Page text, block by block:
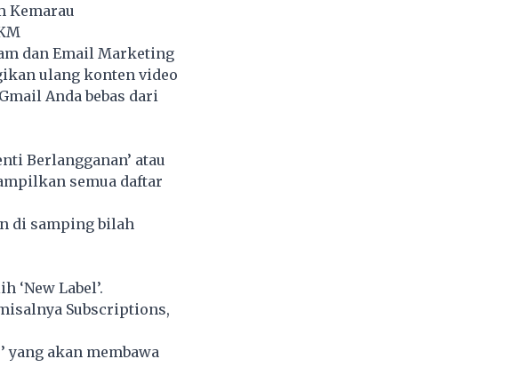
Kemarau
dan Email Marketing
ulang konten video
Anda bebas dari
Berlangganan’ atau
semua daftar
di samping bilah
‘New Label’.
Subscriptions,
akan membawa